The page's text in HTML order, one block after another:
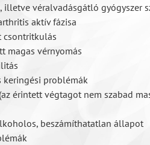
illetve véralvadásgátló gyógyszer
aktív fázisa
csontritkulás
magas vérnyomás
keringési problémák
érintett végtagot nem szabad
beszámíthatatlan állapot